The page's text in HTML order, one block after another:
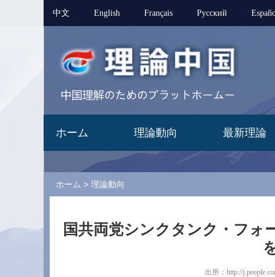
中文 English Français Pусский
ホーム 理論動向 最新理論
ホーム > 理論動向
国共両党シンクタンク・フォ
出所：http://